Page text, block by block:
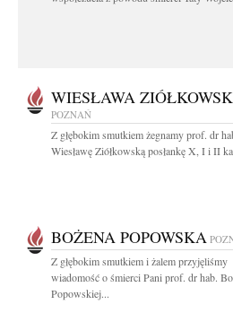
WIESŁAWA
POZNAŃ
Z głębokim smutkiem żegnamy prof. dr
Wiesławę Ziółkowską posłankę X, I i II
BOŻENA POPOWSKA
Z głębokim smutkiem i żalem przyjęliśmy
wiadomość o śmierci Pani prof. dr hab.
Popowskiej...